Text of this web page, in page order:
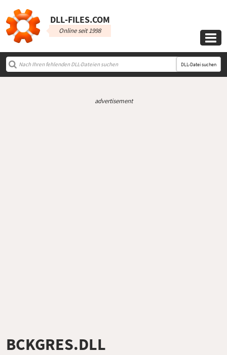
DLL‑FILES.COM
Online seit 1998

DLL-Datei suchen
advertisement
BCKGRES.DLL